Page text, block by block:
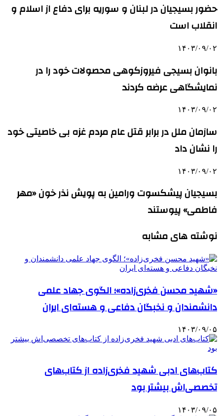
حضور بسیجیان در لبنان و سوریه برای دفاع از اسلام و
انقلاب است
۱۴۰۳/۰۹/۰۲
بانوان بسیجی فیروزکوهی محصولات خود را در
نمایشگاهی عرضه کردند
۱۴۰۳/۰۹/۰۲
سازمان ملل در برابر قتل عام مردم غزه بی خاصیتی خود
را نشان داد
۱۴۰۳/۰۹/۰۲
بسیجیان پیشکسوت ورامین به پویش نذر خون «مهر
فاطمی» پیوستند
نوشته های مشابه
«شهید محسن فخری‌زاده»؛ الگوی جهاد علمی
دانشمندان و نخبگان دفاعی و هسته‌ای ایران
۱۴۰۳/۰۹/۰۵
کتاب‌های ادبی شهید فخری‌زاده از کتاب‌های
تخصصی‌اش بیشتر بود
۱۴۰۳/۰۹/۰۵